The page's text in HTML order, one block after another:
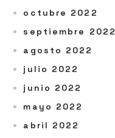
octubre 2022
septiembre 2022
agosto 2022
julio 2022
junio 2022
mayo 2022
abril 2022